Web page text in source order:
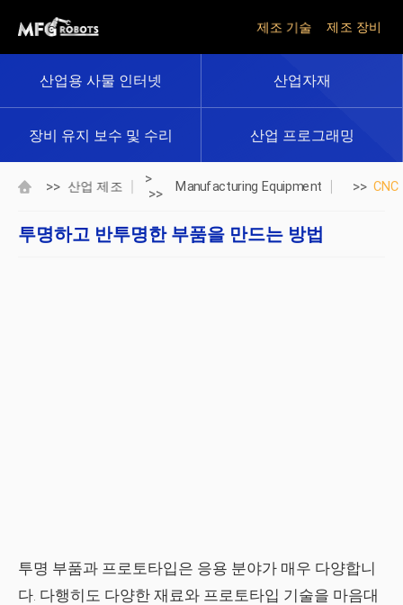
제조 기술 제조 장비
산업용 사물 인터넷 산업자재
장비 유지 보수 및 수리 산업 프로그래밍
>> 산업 제조
>
>>
Manufacturing Equipment >> CNC
투명하고 반투명한 부품을 만드는 방법
투명 부품과 프로토타입은 응용 분야가 매우 다양합니
다. 다행히도 다양한 재료와 프로토타입 기술을 마음대